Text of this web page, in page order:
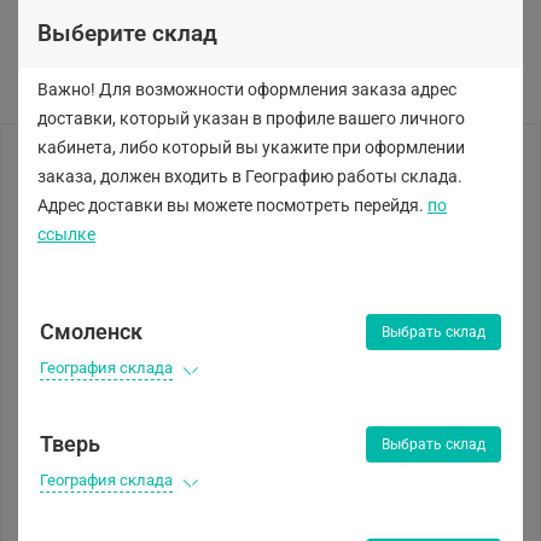
Выберите склад
Важно! Для возможности оформления заказа адрес
доставки, который указан в профиле вашего личного
кабинета, либо который вы укажите при оформлении
заказа, должен входить в Географию работы склада.
Адрес доставки вы можете посмотреть перейдя. по
ссылке
Смоленск Выбрать склад
География склада
Тверь Выбрать склад
География склада